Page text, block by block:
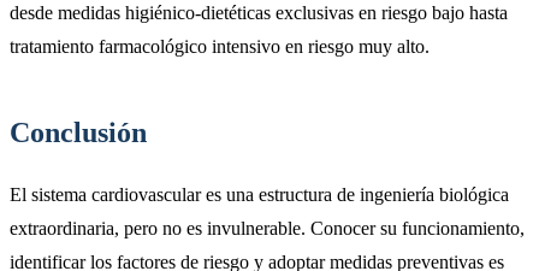
desde medidas higiénico-dietéticas exclusivas en riesgo bajo hasta
tratamiento farmacológico intensivo en riesgo muy alto.
Conclusión
El sistema cardiovascular es una estructura de ingeniería biológica
extraordinaria, pero no es invulnerable. Conocer su funcionamiento,
identificar los factores de riesgo y adoptar medidas preventivas es